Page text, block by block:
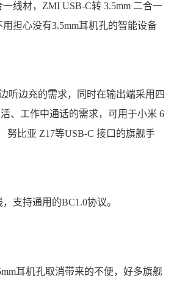
线材，ZMI USB-C转 3.5mm 二合一
担心没有3.5mm耳机孔的智能设备
听边充的需求，同时在输出端采用四
、工作中通话的需求，可用于小米 6
努比亚 Z17等USB-C 接口的旗舰手
支持通用的BC1.0协议。
耳机孔取消带来的不便，好多旗舰